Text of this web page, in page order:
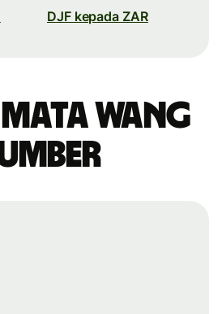
DJF kepada ZAR
wang